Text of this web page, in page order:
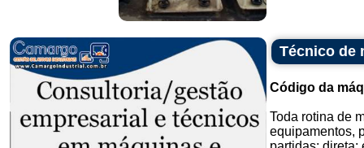
Técnico de
Código da
Toda rotina de
equipamentos,